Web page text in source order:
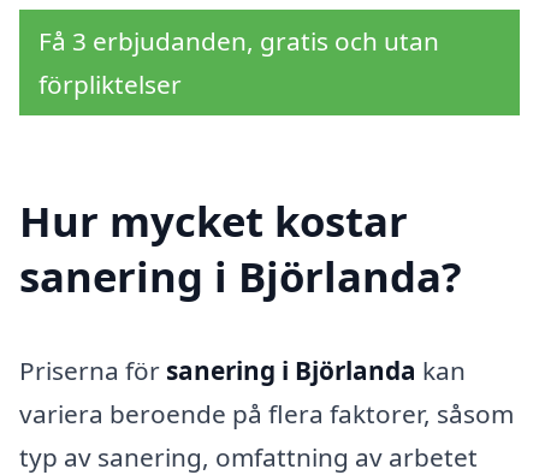
Få 3 erbjudanden, gratis och utan
förpliktelser
Hur mycket kostar
sanering i Björlanda?
Priserna för sanering i Björlanda kan
variera beroende på flera faktorer, såsom
typ av sanering, omfattning av arbetet